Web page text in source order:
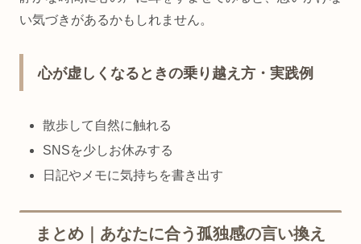
い気づきがあるかもしれません。
心が虚しくなるときの乗り越え方・実践例
散歩して自然に触れる
SNSを少しお休みする
日記やメモに気持ちを書き出す
まとめ｜あなたに合う孤独感の言い換え